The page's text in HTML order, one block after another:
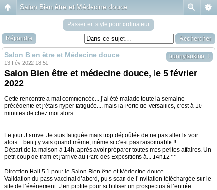
Salon Bien être et Médecine douce
Passer en style pour ordinateur
Répondre
bunnytsukino ↓
Salon Bien être et Médecine douce
13 Fév 2022 18:51
Salon Bien être et médecine douce, le 5 février
2022
Cette rencontre a mal commencée... j’ai été malade toute la semaine
précédente et j’étais hyper fatiguée.... mais la Porte de Versailles, c’est à 10
minutes de chez moi alors....
Le jour J arrive. Je suis fatiguée mais trop dégoûtée de ne pas aller la voir
alors... ben j’y vais quand même, même si c’est pas raisonnable !!
Départ de la maison à 14h, après avoir préparer toutes mes petites affaires. Un
petit coup de tram et j’arrive au Parc des Expositions à... 14h12 ^^
Direction Hall 5.1 pour le Salon Bien être et Médecine douce.
Validation du pass vaccinal d’abord, puis scan de l’invitation téléchargée sur le
site de l’événement. J’en profite pour subtiliser un prospectus à l’entrée.